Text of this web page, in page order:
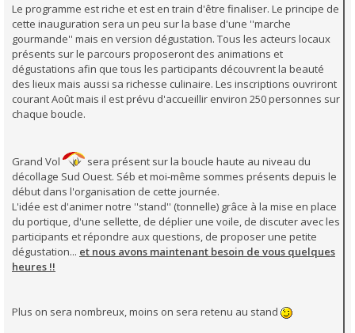
Le programme est riche et est en train d'être finaliser. Le principe de
cette inauguration sera un peu sur la base d'une ''marche
gourmande'' mais en version dégustation. Tous les acteurs locaux
présents sur le parcours proposeront des animations et
dégustations afin que tous les participants découvrent la beauté
des lieux mais aussi sa richesse culinaire. Les inscriptions ouvriront
courant Août mais il est prévu d'accueillir environ 250 personnes sur
chaque boucle.
Grand Vol
sera présent sur la boucle haute au niveau du
décollage Sud Ouest. Séb et moi-même sommes présents depuis le
début dans l'organisation de cette journée.
L'idée est d'animer notre ''stand'' (tonnelle) grâce à la mise en place
du portique, d'une sellette, de déplier une voile, de discuter avec les
participants et répondre aux questions, de proposer une petite
dégustation... et nous avons maintenant besoin de vous quelques
heures !!
Plus on sera nombreux, moins on sera retenu au stand